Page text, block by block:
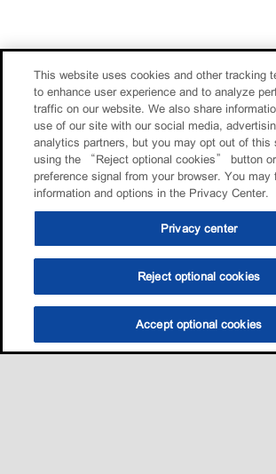
选油助手 查找门店
This website uses cookies and other tracking
to enhance user experience and to analyze
traffic on our website. We also share
use of our site with our social media,
analytics partners, but you may opt out of this
using the “Reject optional cookies” button
preference signal from your browser. You may
information and options in the Privacy Center.
Privacy center
Reject optional cookies
Accept optional cookies